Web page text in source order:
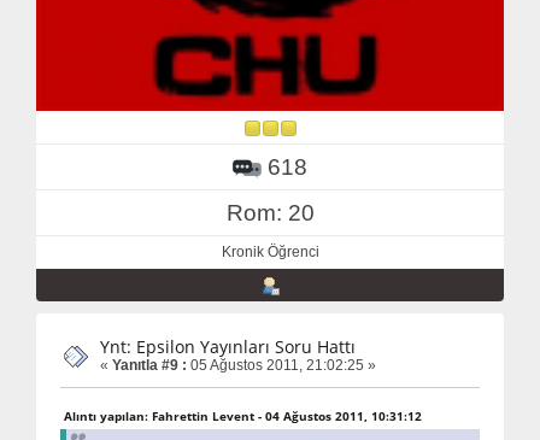
618
Rom: 20
Kronik Öğrenci
Ynt: Epsilon Yayınları Soru Hattı
« Yanıtla #9 : 05 Ağustos 2011, 21:02:25 »
Alıntı yapılan: Fahrettin Levent - 04 Ağustos 2011, 10:31:12